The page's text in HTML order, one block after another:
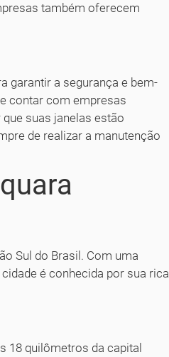
também oferecem
garantir a segurança e bem-
contar com empresas
suas janelas estão
de realizar a manutenção
Sul do Brasil. Com uma
é conhecida por sua rica
18 quilômetros da capital